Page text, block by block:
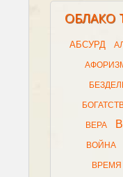
ОБЛАКО
АБСУРД
ВЕРА
ВОЙНА
ВРЕМЯ